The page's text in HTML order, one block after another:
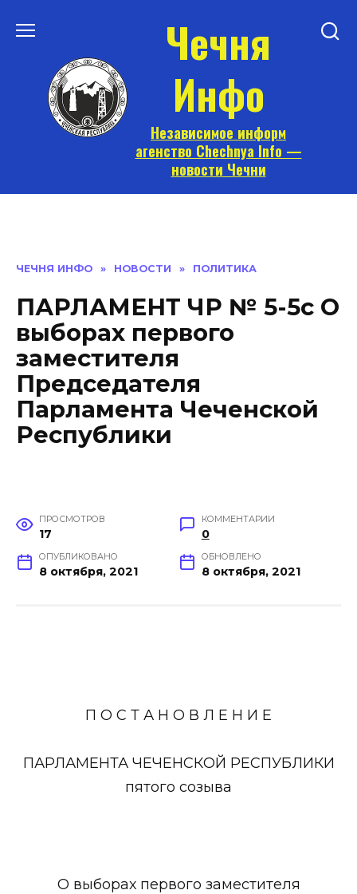
Чечня
Инфо
Независимое информ
агенство Chechnya Info —
новости Чечни
ЧЕЧНЯ ИНФО » НОВОСТИ » ПОЛИТИКА
ПАРЛАМЕНТ ЧР № 5-5с О
выборах первого
заместителя
Председателя
Парламента Чеченской
Республики
ПРОСМОТРОВ
17
КОММЕНТАРИИ
0
ОПУБЛИКОВАНО
8 октября, 2021
ОБНОВЛЕНО
8 октября, 2021
П О С Т А Н О В Л Е Н И Е
ПАРЛАМЕНТА ЧЕЧЕНСКОЙ РЕСПУБЛИКИ
пятого созыва
О выборах первого заместителя